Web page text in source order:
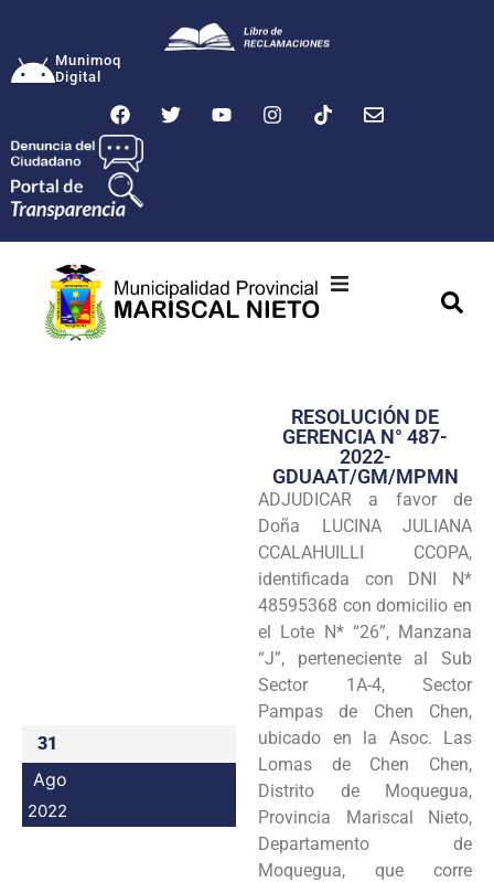
Munimoq
Digital
Transparencia
Seguridad
Programas
Intranet
31
Ago
2022
RESOLUCIÓN DE
GERENCIA N° 487-
2022-
GDUAAT/GM/MPMN
ADJUDICAR a favor de
Doña LUCINA JULIANA
CCALAHUILLI CCOPA,
identificada con DNI N*
48595368 con domicilio en
el Lote N* “26”, Manzana
“J”, perteneciente al Sub
Sector 1A-4, Sector
Pampas de Chen Chen,
ubicado en la Asoc. Las
Lomas de Chen Chen,
Distrito de Moquegua,
Provincia Mariscal Nieto,
Departamento de
Moquegua, que corre